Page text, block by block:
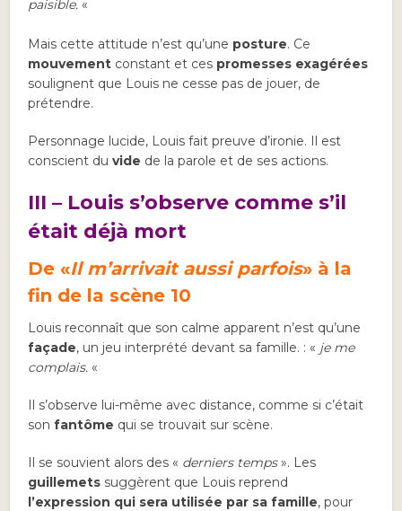
paisible. «
Mais cette attitude n’est qu’une posture. Ce
mouvement constant et ces promesses exagérées
soulignent que Louis ne cesse pas de jouer, de
prétendre.
Personnage lucide, Louis fait preuve d’ironie. Il est
conscient duvide de la parole et de ses actions.
III – Louis s’observe comme s’il
était déjà mort
De «Il m’arrivait aussi parfois» à la
fin de la scène 10
Louis reconnaît que son calme apparent n’est qu’une
façade, un jeu interprété devant sa famille. : « je me
complais. «
Il s’observe lui-même avec distance, comme si c’était
sonfantôme qui se trouvait sur scène.
Il se souvient alors des « derniers temps». Les
guillemets suggèrent que Louis reprend
l’expression qui sera utilisée par sa famille, pour